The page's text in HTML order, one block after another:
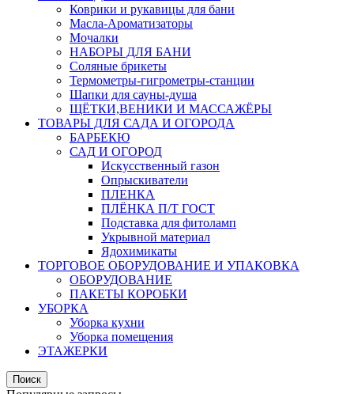
Коврики и рукавицы для бани
Масла-Aроматизаторы
Мочалки
НАБОРЫ ДЛЯ БАНИ
Соляные брикеты
Термометры-гигрометры-станции
Шапки для сауны-душа
ЩЁТКИ,ВЕНИКИ И МАССАЖЁРЫ
ТОВАРЫ ДЛЯ САДА И ОГОРОДА
БАРБЕКЮ
САД И ОГОРОД
Искусственный газон
Опрыскиватели
ПЛЕНКА
ПЛЁНКА П/Т ГОСТ
Подставка для фитоламп
Укрывной материал
Ядохимикаты
ТОРГОВОЕ ОБОРУДОВАНИЕ И УПАКОВКА
ОБОРУДОВАНИЕ
ПАКЕТЫ КОРОБКИ
УБОРКА
Уборка кухни
Уборка помещения
ЭТАЖЕРКИ
Поиск